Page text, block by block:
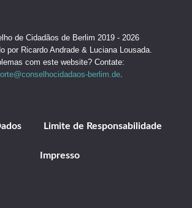
de Cidadãos de Berlim 2019 - 2026
por Ricardo Andrade & Luciana Lousada.
com este website? Contate:
berlim.de.
Limite de Responsabilidade
Impresso